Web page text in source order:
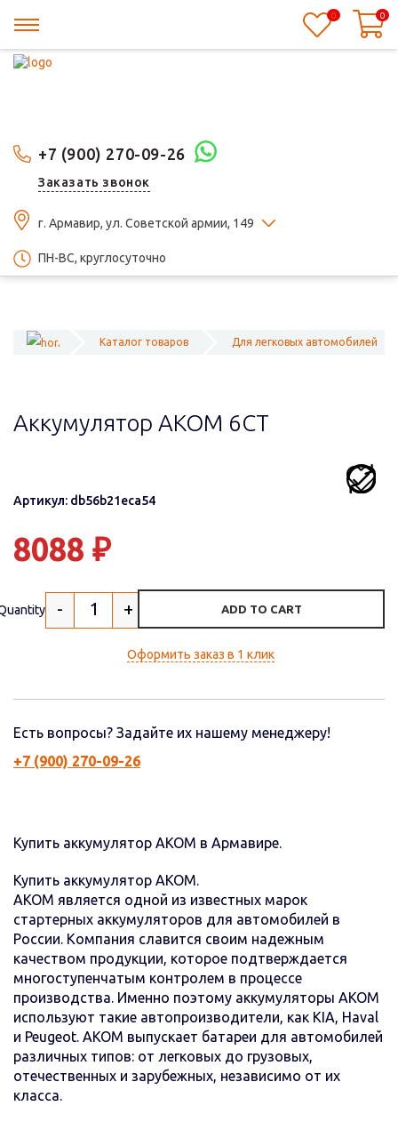
+7 (900) 270-09-26
Заказать звонок
г. Армавир, ул. Советской армии, 149
ПН-ВС, круглосуточно
0 0
Каталог товаров Для легковых автомобилей
Аккумулятор AКОМ 6СТ
Артикул: db56b21eca54
8088 ₽
- + ADD TO CART
Оформить заказ в 1 клик
Есть вопросы? Задайте их нашему менеджеру!
+7 (900) 270-09-26
Купить аккумулятор AКОМ в Армавире.
Купить аккумулятор АКОМ.
AKOM является одной из известных марок
стартерных аккумуляторов для автомобилей в
России. Компания славится своим надежным
качеством продукции, которое подтверждается
многоступенчатым контролем в процессе
производства. Именно поэтому аккумуляторы AKOM
используют такие автопроизводители, как KIA, Haval
и Peugeot. АКОМ выпускает батареи для автомобилей
различных типов: от легковых до грузовых,
отечественных и зарубежных, независимо от их
класса.